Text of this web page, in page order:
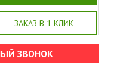
ЗАКАЗ В 1 КЛИК
ЗВОНОК